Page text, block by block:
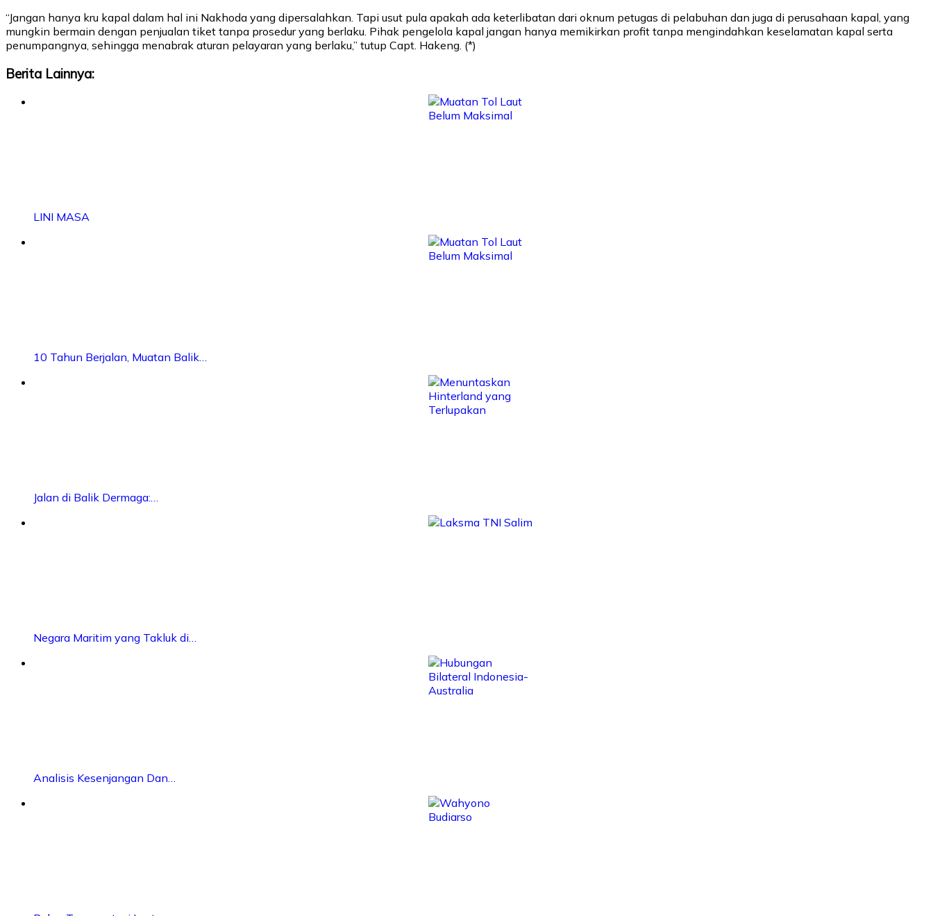
“Jangan hanya kru kapal dalam hal ini Nakhoda yang dipersalahkan. Tapi usut pula apakah ada keterlibatan dari oknum petugas di pelabuhan dan juga di perusahaan kapal, yang
mungkin bermain dengan penjualan tiket tanpa prosedur yang berlaku. Pihak pengelola kapal jangan hanya memikirkan profit tanpa mengindahkan keselamatan kapal serta
penumpangnya, sehingga menabrak aturan pelayaran yang berlaku,” tutup Capt. Hakeng. (*)
Berita Lainnya:
LINI MASA
10 Tahun Berjalan, Muatan Balik…
Jalan di Balik Dermaga:…
Negara Maritim yang Takluk di…
Analisis Kesenjangan Dan…